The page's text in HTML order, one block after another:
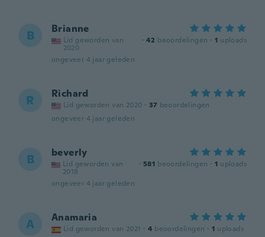
B Brianne
Lid geworden van
2020
· 42 beoordelingen · 1 uploads
ongeveer 4 jaar geleden
R Richard
Lid geworden van 2020 · 37 beoordelingen
ongeveer 4 jaar geleden
B beverly
Lid geworden van
2018
· 581 beoordelingen · 1 uploads
ongeveer 4 jaar geleden
A Anamaria
Lid geworden van 2021 · 4 beoordelingen · 1 uploads